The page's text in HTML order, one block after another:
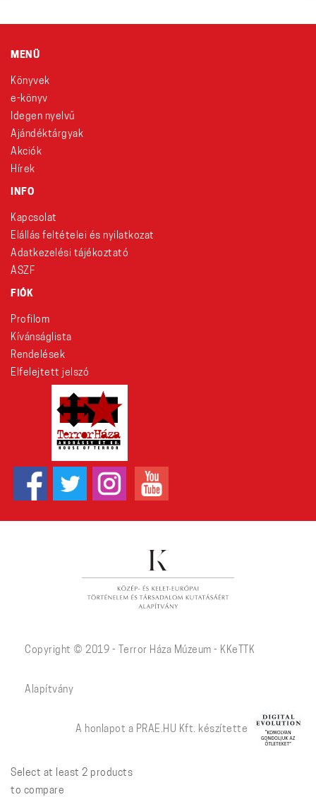
MENÜ
Könyvek
e-könyv
Idegen nyelvű
Ajándéktárgyak
Akciók
Hírek
INFO
Kapcsolat
Elállás feltételei és nyilatkozat
Adatkezelési tájékoztató
ÁSZF
FIÓK
Profilom
Kívánságlista
Rendelések
Elfelejtett jelszó
Copyright © 2019 - Terror Háza Múzeum - KKeTTK
Alapítvány
A honlapot a PRAE.HU Kft. készítette
Select at least 2 products
to compare